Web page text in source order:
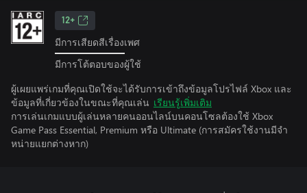
12+
มีการเสียดสีเรื่องเพศ
มีการโต้ตอบของผู้ใช้
ผู้เผยแพร่เกมที่คุณเปิดใช้จะได้รับการเข้าถึงข้อมูลโปรไฟล์ Xbox และ
ข้อมูลที่เกี่ยวข้องในขณะที่คุณเล่น เรียนรู้เพิ่มเติม
การเล่นเกมแบบผู้เล่นหลายคนออนไลน์บนคอนโซลต้องใช้ Xbox
Game Pass Essential, Premium หรือ Ultimate (การสมัครใช้งานมีจํา
หน่ายแยกต่างหาก)